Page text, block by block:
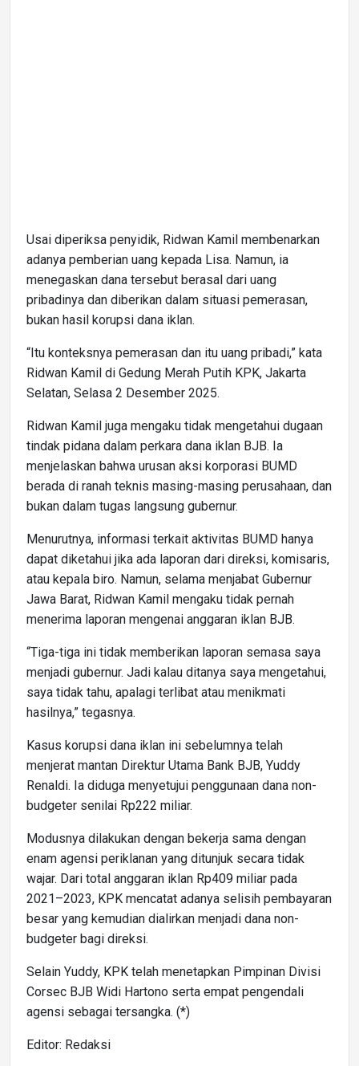
Usai diperiksa penyidik, Ridwan Kamil membenarkan
adanya pemberian uang kepada Lisa. Namun, ia
menegaskan dana tersebut berasal dari uang
pribadinya dan diberikan dalam situasi pemerasan,
bukan hasil korupsi dana iklan.
“Itu konteksnya pemerasan dan itu uang pribadi,” kata
Ridwan Kamil di Gedung Merah Putih KPK, Jakarta
Selatan, Selasa 2 Desember 2025.
Ridwan Kamil juga mengaku tidak mengetahui dugaan
tindak pidana dalam perkara dana iklan BJB. Ia
menjelaskan bahwa urusan aksi korporasi BUMD
berada di ranah teknis masing-masing perusahaan, dan
bukan dalam tugas langsung gubernur.
Menurutnya, informasi terkait aktivitas BUMD hanya
dapat diketahui jika ada laporan dari direksi, komisaris,
atau kepala biro. Namun, selama menjabat Gubernur
Jawa Barat, Ridwan Kamil mengaku tidak pernah
menerima laporan mengenai anggaran iklan BJB.
“Tiga-tiga ini tidak memberikan laporan semasa saya
menjadi gubernur. Jadi kalau ditanya saya mengetahui,
saya tidak tahu, apalagi terlibat atau menikmati
hasilnya,” tegasnya.
Kasus korupsi dana iklan ini sebelumnya telah
menjerat mantan Direktur Utama Bank BJB, Yuddy
Renaldi. Ia diduga menyetujui penggunaan dana non-
budgeter senilai Rp222 miliar.
Modusnya dilakukan dengan bekerja sama dengan
enam agensi periklanan yang ditunjuk secara tidak
wajar. Dari total anggaran iklan Rp409 miliar pada
2021–2023, KPK mencatat adanya selisih pembayaran
besar yang kemudian dialirkan menjadi dana non-
budgeter bagi direksi.
Selain Yuddy, KPK telah menetapkan Pimpinan Divisi
Corsec BJB Widi Hartono serta empat pengendali
agensi sebagai tersangka. (*)
Editor: Redaksi